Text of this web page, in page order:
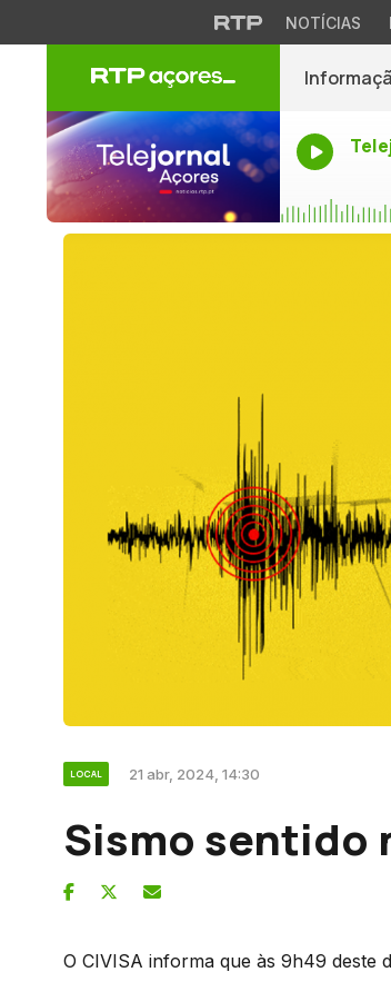
NOTÍCIAS
LOCAL 21 abr, 2024, 14:30
Sismo sentido
O CIVISA informa que às 9h49 deste